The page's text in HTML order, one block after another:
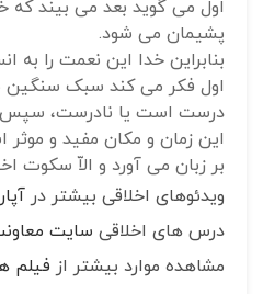
اول می گوید بعد می بیند
پشیمان می شود.
بنابراین خدا این نعمت را
اول فکر می کند سبک
درست است یا نادرست، سپس
این زمان و مکان مفید و
بر زبان می آورد و الاّ سکوت
ویدئوهای اخلاقی بیشتر در
درس های اخلاقی سایت
مشاهده موارد بیشتر از فیلم